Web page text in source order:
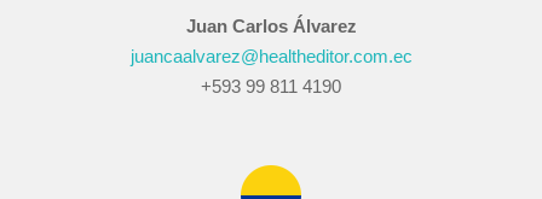
Juan Carlos Álvarez
juancaalvarez@healtheditor.com.ec
+593 99 811 4190